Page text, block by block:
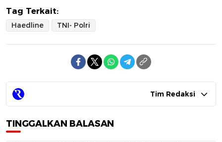
Tag Terkait:
Haedline TNI- Polri
Tim Redaksi
TINGGALKAN BALASAN